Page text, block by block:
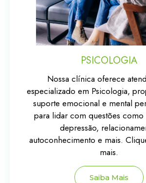
PSICOLOGIA
Nossa clínica oferece
especializado em Psicologia,
suporte emocional e mental
para lidar com questões como
depressão,
autoconhecimento e mais.
mais.
Saiba Mais